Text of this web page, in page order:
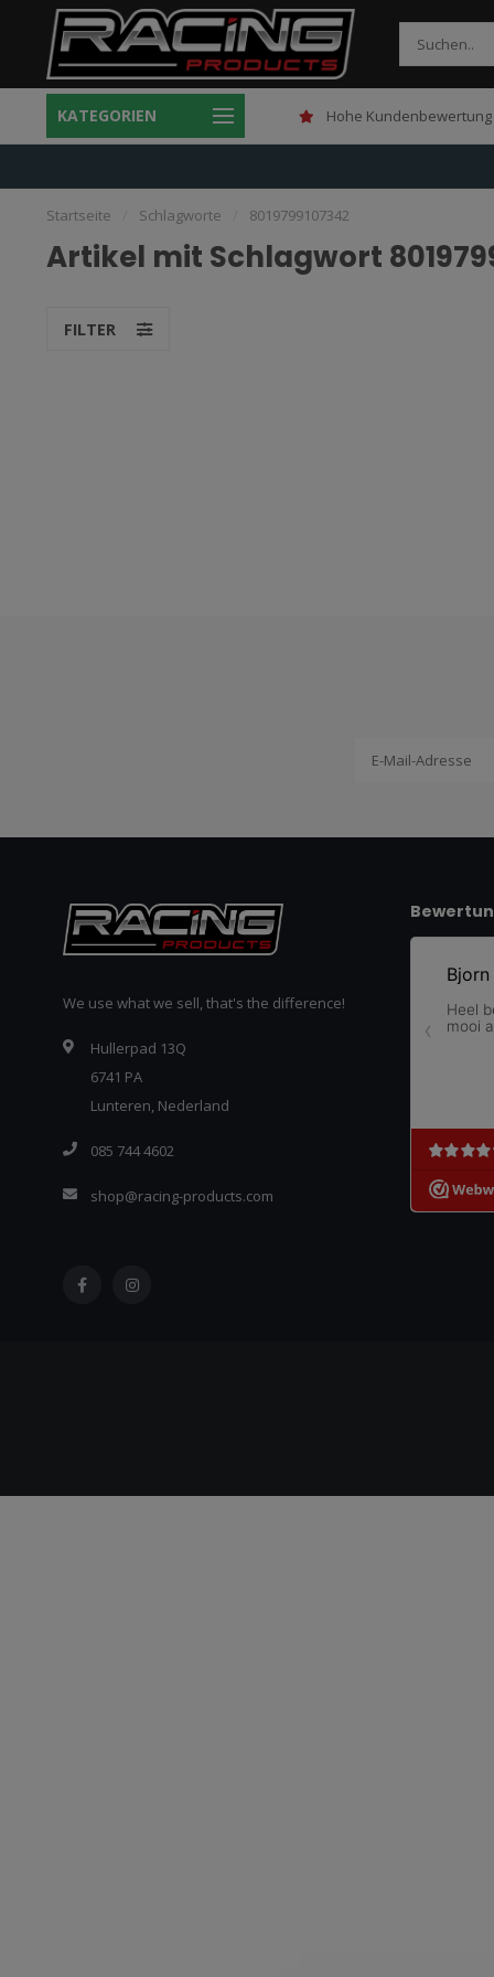
KATEGORIEN
Gratis verzending boven 150,- Hohe Kundenbewertung
Startseite Schlagworte 8019799107342
Artikel mit Schlagwort
FILTER
We use what we sell, that's the difference!
Hullerpad 13Q
6741 PA
Lunteren, Nederland
085 744 4602
shop@racing-products.com